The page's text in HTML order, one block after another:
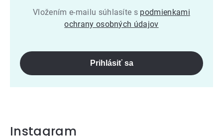
Vložením e-mailu súhlasíte s podmienkami
ochrany osobných údajov
Prihlásiť sa
Instagram